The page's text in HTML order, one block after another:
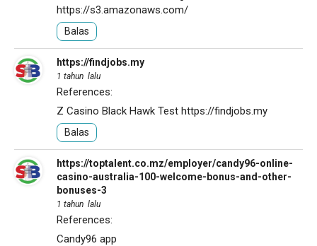
https://s3.amazonaws.com/
Balas
https://findjobs.my
1 tahun lalu
References:
Z Casino Black Hawk Test https://findjobs.my
Balas
https://toptalent.co.mz/employer/candy96-online-
casino-australia-100-welcome-bonus-and-other-
bonuses-3
1 tahun lalu
References:
Candy96 app